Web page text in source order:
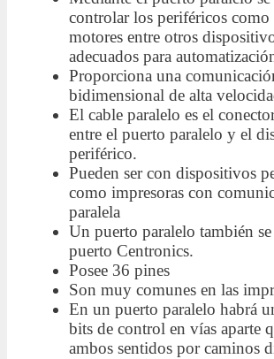
controlar los periféricos como
motores entre otros
adecuados para
Proporciona una
bidimensional de alta
El cable paralelo es el
entre el puerto paralelo y el
periférico.
Pueden ser con dispositivos
como impresoras con
paralela
Un puerto paralelo también
puerto Centronics.
Posee 36 pines
Son muy comunes en las
En un puerto paralelo habrá
bits de control en vías aparte
ambos sentidos por caminos